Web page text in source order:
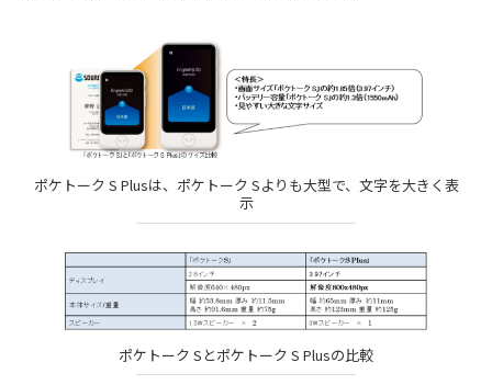
ポケトーク S Plusは、ポケトーク Sよりも大型で、文字を大きく表
示
ポケトーク Sとポケトーク S Plusの比較